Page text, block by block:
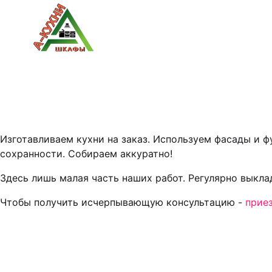
Изготавливаем кухни на заказ. Используем фасады
сохранности. Собираем аккуратно!
Здесь лишь малая часть наших работ. Регулярно
Чтобы получить исчерпывающую консультацию -